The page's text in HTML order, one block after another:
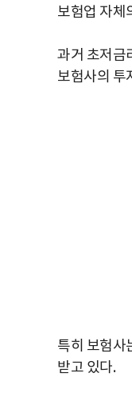
보험업 자체
과거 초저금
보험사의 투
특히 보험사
받고 있다.